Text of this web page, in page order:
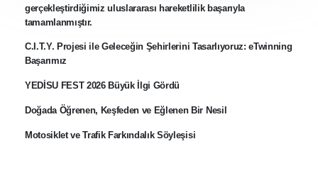
gerçekleştirdiğimiz uluslararası hareketlilik başarıyla
tamamlanmıştır.
C.I.T.Y. Projesi ile Geleceğin Şehirlerini Tasarlıyoruz: eTwinning
Başarımız
YEDİSU FEST 2026 Büyük İlgi Gördü
Doğada Öğrenen, Keşfeden ve Eğlenen Bir Nesil
Motosiklet ve Trafik Farkındalık Söyleşisi